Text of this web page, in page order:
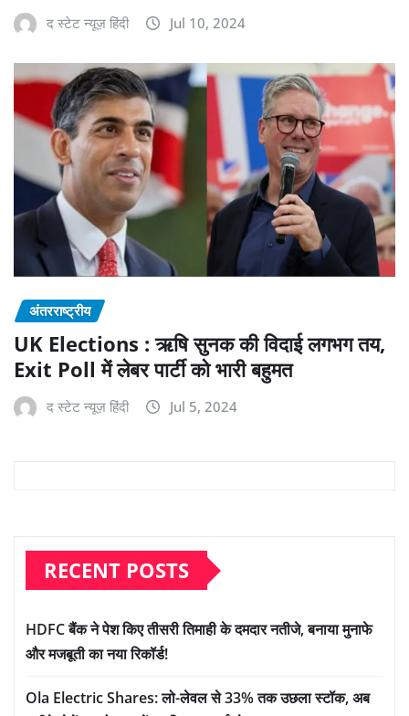
द स्टेट न्यूज़ हिंदी Jul 10, 2024
अंतरराष्ट्रीय
UK Elections : ऋषि सुनक की विदाई लगभग तय,
Exit Poll में लेबर पार्टी को भारी बहुमत
द स्टेट न्यूज़ हिंदी Jul 5, 2024
RECENT POSTS
HDFC बैंक ने पेश किए तीसरी तिमाही के दमदार नतीजे, बनाया मुनाफे
और मजबूती का नया रिकॉर्ड!
Ola Electric Shares: लो-लेवल से 33% तक उछला स्टॉक, अब